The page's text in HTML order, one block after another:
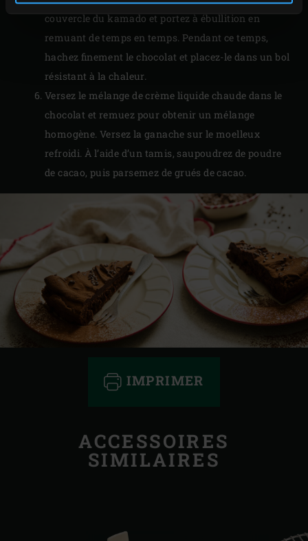
couvercle du kamado et portez à ébullition en
remuant de temps en temps. Pendant ce temps,
hachez finement le chocolat et placez-le dans un bol
résistant à la chaleur.
Versez le mélange de crème liquide chaude dans le
chocolat et remuez pour obtenir un mélange
homogène. Versez la ganache sur le moelleux
refroidi. À l’aide d’un tamis, saupoudrez de poudre
de cacao, puis parsemez de grués de cacao.
IMPRIMER
ACCESSOIRES
SIMILAIRES